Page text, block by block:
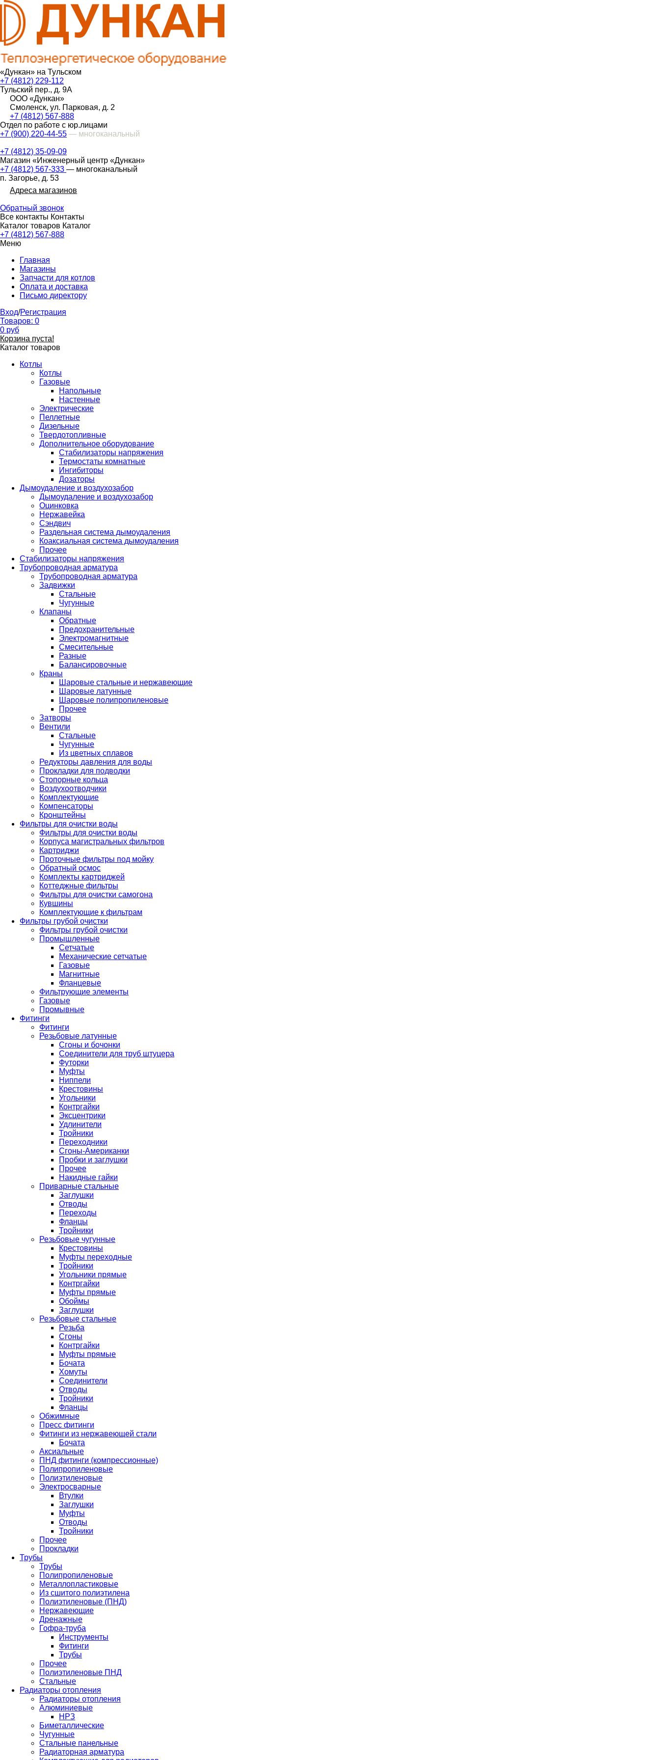
«Дункан» на Тульском
+7 (4812) 229-112
Тульский пер., д. 9А
ООО «Дункан»
Смоленск, ул. Парковая, д. 2
+7 (4812) 567-888
Отдел по работе с юр.лицами
+7 (900) 220-44-55 — многоканальный
+7 (4812) 35-09-09
Магазин «Инженерный центр «Дункан»
+7 (4812) 567-333 — многоканальный
п. Загорье, д. 53
Адреса магазинов
Обратный звонок
Все контакты Контакты
Каталог товаров Каталог
+7 (4812) 567-888
Меню
Главная
Магазины
Запчасти для котлов
Оплата и доставка
Письмо директору
Вход/Регистрация
Товаров: 0
0 руб
Корзина пуста!
Каталог товаров
Котлы
Котлы
Газовые
Напольные
Настенные
Электрические
Пеллетные
Дизельные
Твердотопливные
Дополнительное оборудование
Стабилизаторы напряжения
Термостаты комнатные
Ингибиторы
Дозаторы
Дымоудаление и воздухозабор
Дымоудаление и воздухозабор
Оцинковка
Нержавейка
Сэндвич
Раздельная система дымоудаления
Коаксиальная система дымоудаления
Прочее
Стабилизаторы напряжения
Трубопроводная арматура
Трубопроводная арматура
Задвижки
Стальные
Чугунные
Клапаны
Обратные
Предохранительные
Электромагнитные
Смесительные
Разные
Балансировочные
Краны
Шаровые стальные и нержавеющие
Шаровые латунные
Шаровые полипропиленовые
Прочее
Затворы
Вентили
Стальные
Чугунные
Из цветных сплавов
Редукторы давления для воды
Прокладки для подводки
Стопорные кольца
Воздухоотводчики
Комплектующие
Компенсаторы
Кронштейны
Фильтры для очистки воды
Фильтры для очистки воды
Корпуса магистральных фильтров
Картриджи
Проточные фильтры под мойку
Обратный осмос
Комплекты картриджей
Коттеджные фильтры
Фильтры для очистки самогона
Кувшины
Комплектующие к фильтрам
Фильтры грубой очистки
Фильтры грубой очистки
Промышленные
Сетчатые
Механические сетчатые
Газовые
Магнитные
Фланцевые
Фильтрующие элементы
Газовые
Промывные
Фитинги
Фитинги
Резьбовые латунные
Сгоны и бочонки
Соединители для труб штуцера
Футорки
Муфты
Ниппели
Крестовины
Угольники
Контргайки
Эксцентрики
Удлинители
Тройники
Переходники
Сгоны-Американки
Пробки и заглушки
Прочее
Накидные гайки
Приварные стальные
Заглушки
Отводы
Переходы
Фланцы
Тройники
Резьбовые чугунные
Крестовины
Муфты переходные
Тройники
Угольники прямые
Контргайки
Муфты прямые
Обоймы
Заглушки
Резьбовые стальные
Резьба
Сгоны
Контргайки
Муфты прямые
Бочата
Хомуты
Соединители
Отводы
Тройники
Фланцы
Обжимные
Пресс фитинги
Фитинги из нержавеющей стали
Бочата
Аксиальные
ПНД фитинги (компрессионные)
Полипропиленовые
Полиэтиленовые
Электросварные
Втулки
Заглушки
Муфты
Отводы
Тройники
Прочее
Прокладки
Трубы
Трубы
Полипропиленовые
Металлопластиковые
Из сшитого полиэтилена
Полиэтиленовые (ПНД)
Нержавеющие
Дренажные
Гофра-труба
Инструменты
Фитинги
Трубы
Прочее
Полиэтиленовые ПНД
Стальные
Радиаторы отопления
Радиаторы отопления
Алюминиевые
НРЗ
Биметаллические
Чугунные
Стальные панельные
Радиаторная арматура